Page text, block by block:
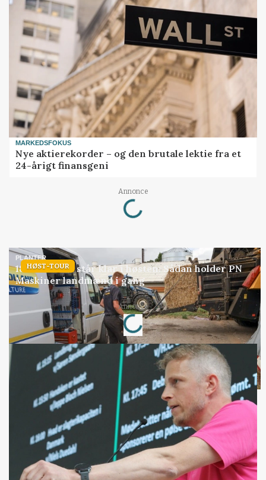
MARKEDSFOKUS
Nye aktierekorder – og den brutale lektie fra et
24-årigt finansgeni
Annonce
Loading...
HØST-TOUR
PLANTER
18 montører står klar i høsten: Sådan holder PN
Maskiner landmænd i gang
Annonce
Loading...